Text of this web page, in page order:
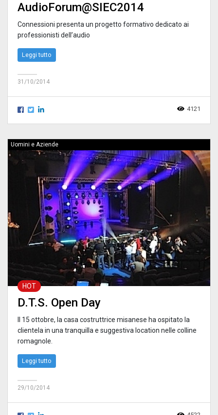
AudioForum@SIEC2014
Connessioni presenta un progetto formativo dedicato ai
professionisti dell’audio
Leggi tutto
31/10/2014
4121
Uomini e Aziende
HOT
D.T.S. Open Day
Il 15 ottobre, la casa costruttrice misanese ha ospitato la
clientela in una tranquilla e suggestiva location nelle colline
romagnole.
Leggi tutto
29/10/2014